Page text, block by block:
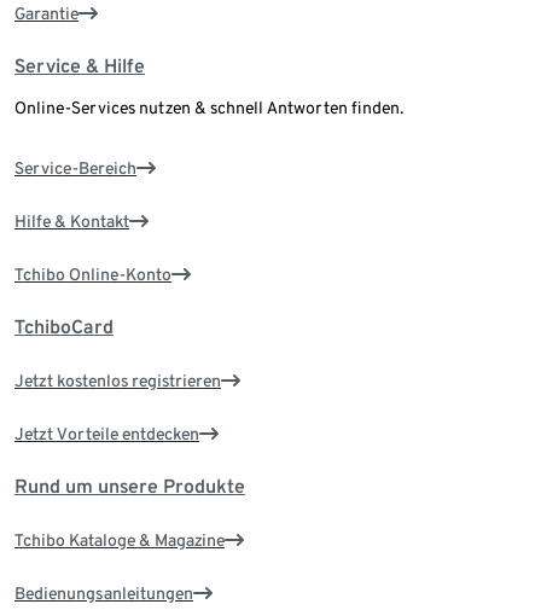
Garantie
Service & Hilfe
Online-Services nutzen & schnell Antworten finden.
Service-Bereich
Hilfe & Kontakt
Tchibo Online-Konto
TchiboCard
Jetzt kostenlos registrieren
Jetzt Vorteile entdecken
Rund um unsere Produkte
Tchibo Kataloge & Magazine
Bedienungsanleitungen